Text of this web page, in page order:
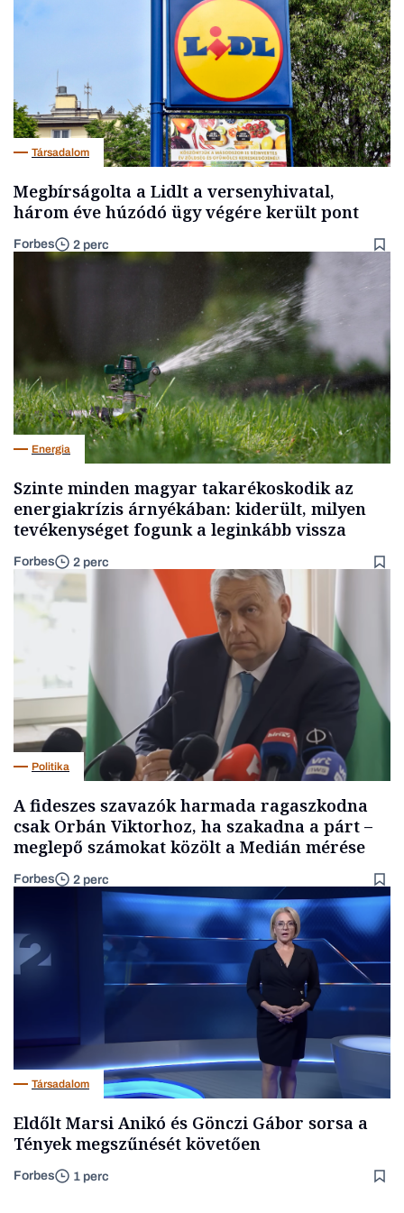
Társadalom
Megbírságolta a Lidlt a versenyhivatal,
három éve húzódó ügy végére került pont
Forbes 2 perc
Energia
Szinte minden magyar takarékoskodik az
energiakrízis árnyékában: kiderült, milyen
tevékenységet fogunk a leginkább vissza
Forbes 2 perc
Politika
A fideszes szavazók harmada ragaszkodna
csak Orbán Viktorhoz, ha szakadna a párt –
meglepő számokat közölt a Medián mérése
Forbes 2 perc
Társadalom
Eldőlt Marsi Anikó és Gönczi Gábor sorsa a
Tények megszűnését követően
Forbes 1 perc